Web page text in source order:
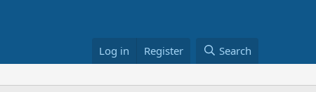
Log in Register Search